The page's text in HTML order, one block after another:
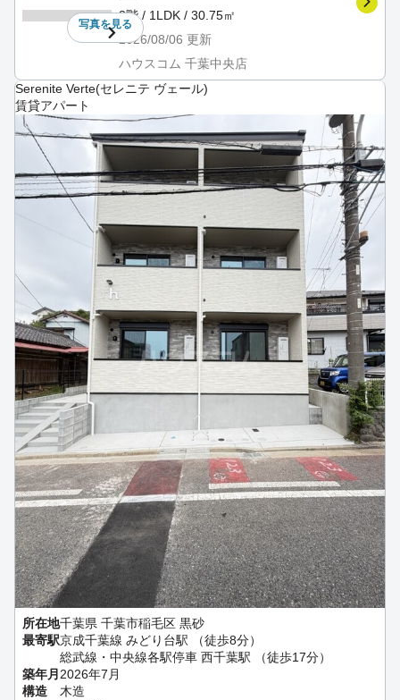
写真を見る
3階 / 1LDK / 30.75㎡
2026/08/06 更新
ハウスコム 千葉中央店
Serenite Verte(セレニテ ヴェール)
賃貸アパート
所在地千葉県 千葉市稲毛区 黒砂
最寄駅京成千葉線 みどり台駅 （徒歩8分）
総武線・中央線各駅停車 西千葉駅 （徒歩17分）
築年月 2026年7月
構造
木造